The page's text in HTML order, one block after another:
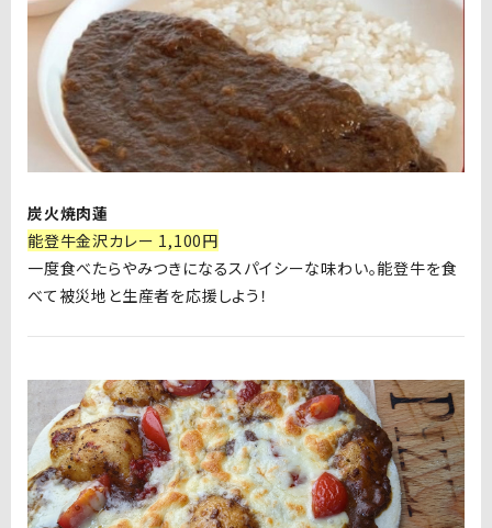
炭火焼肉蓮
能登牛金沢カレー 1,100円
一度食べたらやみつきになるスパイシーな味わい。能登牛を食
べて被災地と生産者を応援しよう！